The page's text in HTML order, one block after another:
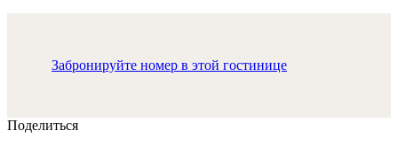
Забронируйте номер в этой гостинице
Поделиться